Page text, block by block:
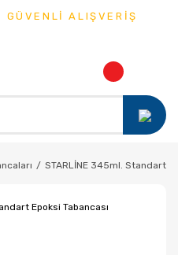
ALIŞVERİŞ
STARLİNE 345ml. Standart